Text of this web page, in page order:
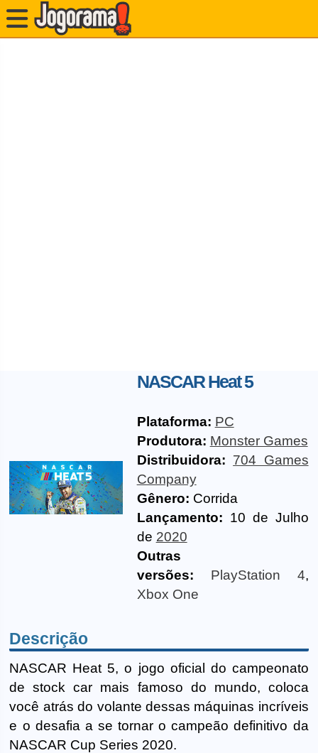
NASCAR Heat 5
Plataforma: PC
Produtora: Monster Games
Distribuidora: 704 Games
Company
Gênero: Corrida
Lançamento: 10 de Julho
de 2020
Outras
versões:
PlayStation 4,
Xbox One
Descrição
NASCAR Heat 5, o jogo oficial do campeonato
de stock car mais famoso do mundo, coloca
você atrás do volante dessas máquinas incríveis
e o desafia a se tornar o campeão definitivo da
NASCAR Cup Series 2020.